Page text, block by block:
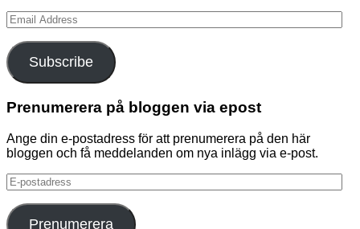
Email
Address
Subscribe
Prenumerera på bloggen via epost
Ange din e-postadress för att prenumerera på den här
bloggen och få meddelanden om nya inlägg via e-post.
E-
postadress
Prenumerera